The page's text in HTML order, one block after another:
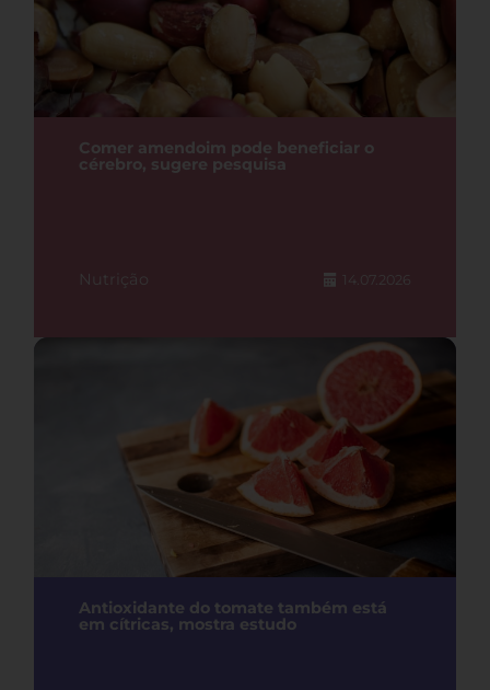
Comer amendoim pode beneficiar o
cérebro, sugere pesquisa
Nutrição 14.07.2026
Antioxidante do tomate também está
em cítricas, mostra estudo